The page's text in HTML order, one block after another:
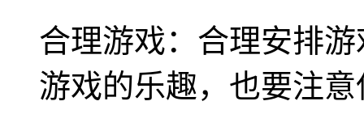
合理游戏：合理安排
游戏的乐趣，也要注